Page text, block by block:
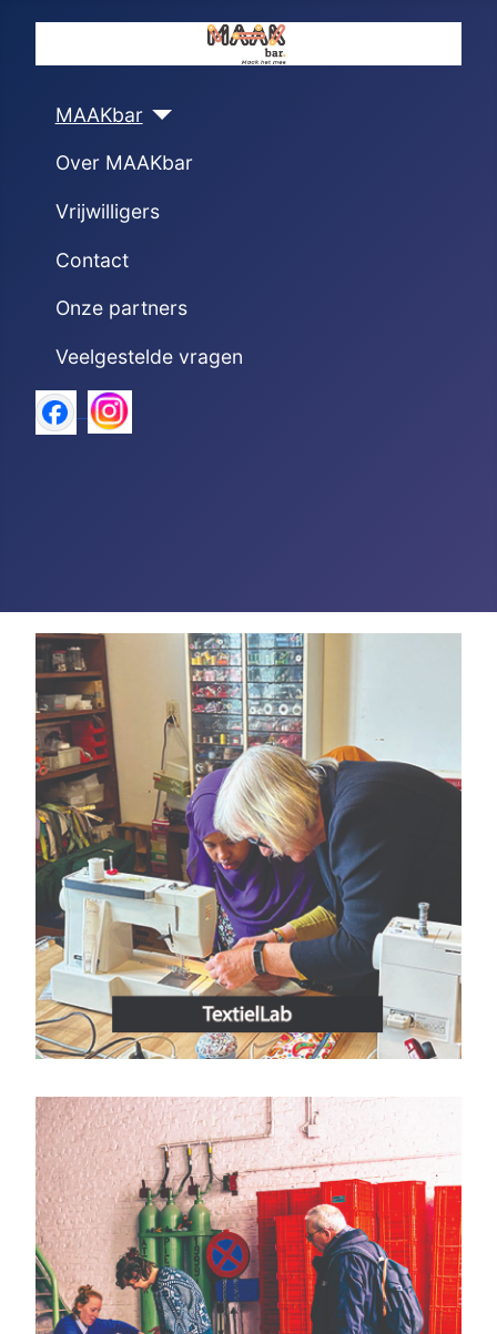
MAAKbar
Over MAAKbar
Vrijwilligers
Contact
Onze partners
Veelgestelde vragen